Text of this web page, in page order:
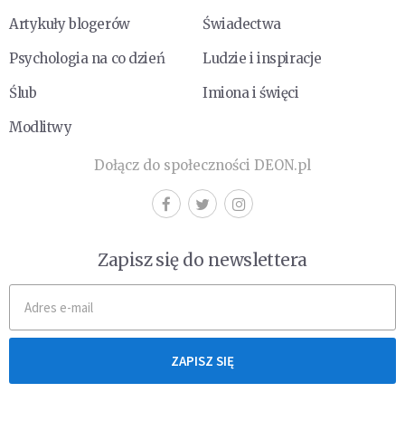
Artykuły blogerów
Świadectwa
Psychologia na co dzień
Ludzie i inspiracje
Ślub
Imiona i święci
Modlitwy
Dołącz do społeczności DEON.pl
Zapisz się do newslettera
ZAPISZ SIĘ